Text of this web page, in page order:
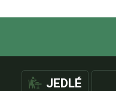
JEDLÉ